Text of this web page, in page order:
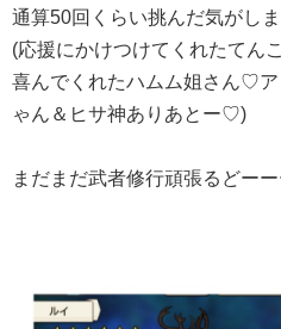
通算50回くらい挑んだ気がし
(応援にかけつけてくれたてん
喜んでくれたハムム姐さん♡
ゃん＆ヒサ神ありあとー♡)